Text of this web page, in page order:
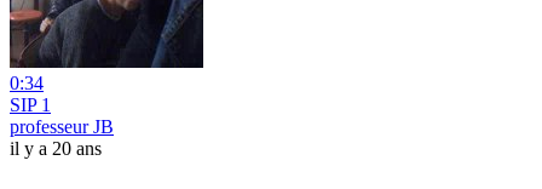
0:34
SIP 1
professeur JB
il y a 20 ans